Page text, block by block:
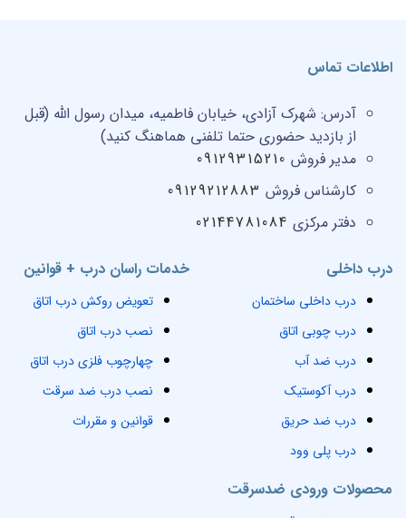
خدمات راسان درب + قوانین
تعویض روکش درب اتاق
نصب درب اتاق
چهارچوب فلزی درب اتاق
نصب درب ضد سرقت
قوانین و مقررات
محصولات ورودی ضدسرقت
درب داخلی
درب داخلی ساختمان
درب چوبی اتاق
درب ضد آب
درب آکوستیک
درب ضد حریق
درب پلی وود
اطلاعات تماس
آدرس: شهرک آزادی، خیابان فاطمیه، میدان رسول الله (قبل
از بازدید حضوری حتما تلفنی هماهنگ کنید)
مدیر فروش 09129315210
کارشناس فروش 09129212883
دفتر مرکزی 02144781084